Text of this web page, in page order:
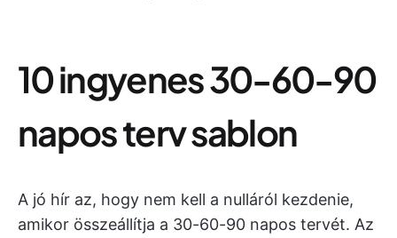
10 ingyenes 30-60-90
napos terv sablon
A jó hír az, hogy nem kell a nulláról kezdenie,
amikor összeállítja a 30-60-90 napos tervét. Az